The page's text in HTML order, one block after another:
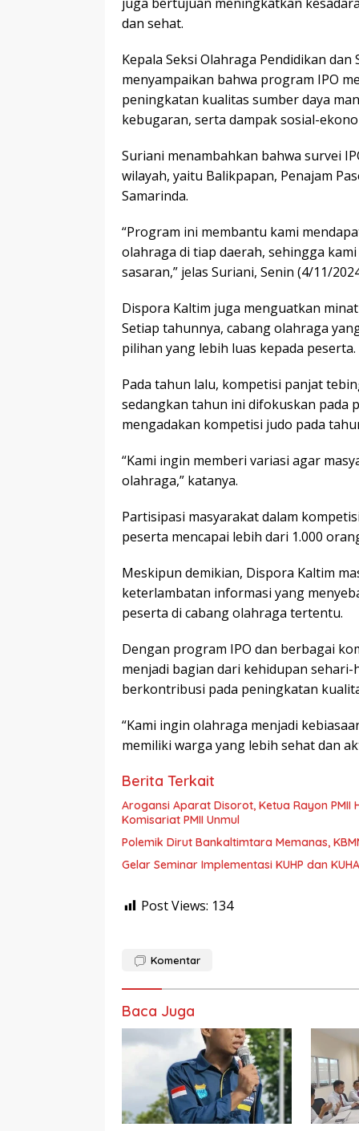
dan sehat.
Kepala Seksi Olahraga Pendidikan
menyampaikan bahwa program IPO
peningkatan kualitas sumber daya
kebugaran, serta dampak sosial-
Suriani menambahkan bahwa survei
wilayah, yaitu Balikpapan, Penajam
Samarinda.
“Program ini membantu kami
olahraga di tiap daerah, sehingga
sasaran,” jelas Suriani, Senin (4/11/
Dispora Kaltim juga menguatkan
Setiap tahunnya, cabang olahraga
pilihan yang lebih luas kepada peserta.
Pada tahun lalu, kompetisi panjat
sedangkan tahun ini difokuskan pada
mengadakan kompetisi judo pada
“Kami ingin memberi variasi agar
olahraga,” katanya.
Partisipasi masyarakat dalam
peserta mencapai lebih dari 1.000
Meskipun demikian, Dispora Kaltim
keterlambatan informasi yang
peserta di cabang olahraga tertentu.
Dengan program IPO dan berbagai
menjadi bagian dari kehidupan
berkontribusi pada peningkatan
“Kami ingin olahraga menjadi
memiliki warga yang lebih sehat dan
Berita Terkait
Arogansi Aparat Disorot, Ketua Rayon
Komisariat PMII Unmul
Polemik Dirut Bankaltimtara Memanas,
Gelar Seminar Implementasi KUHP dan
Post Views: 134
Komentar
Baca Juga